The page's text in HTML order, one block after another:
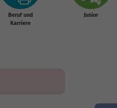
Beruf und
Karriere
Junior